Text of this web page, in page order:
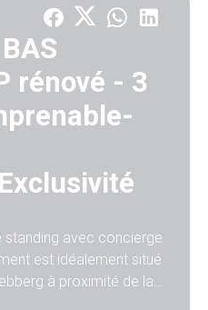
rénové - 3
Exclusivité
standing avec concierge
est idéalement situé
à proximité de la